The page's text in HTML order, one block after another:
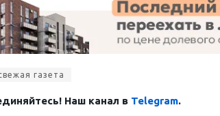
газета
Наш канал в Telegram.